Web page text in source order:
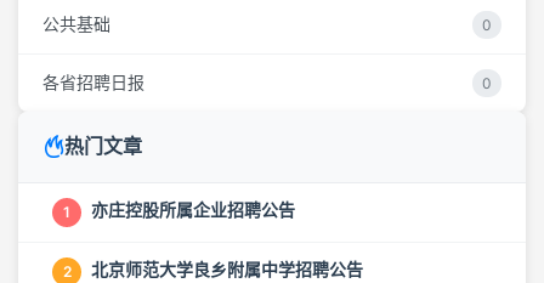
公共基础 0
各省招聘日报 0
热门文章
1 亦庄控股所属企业招聘公告
2 北京师范大学良乡附属中学招聘公告